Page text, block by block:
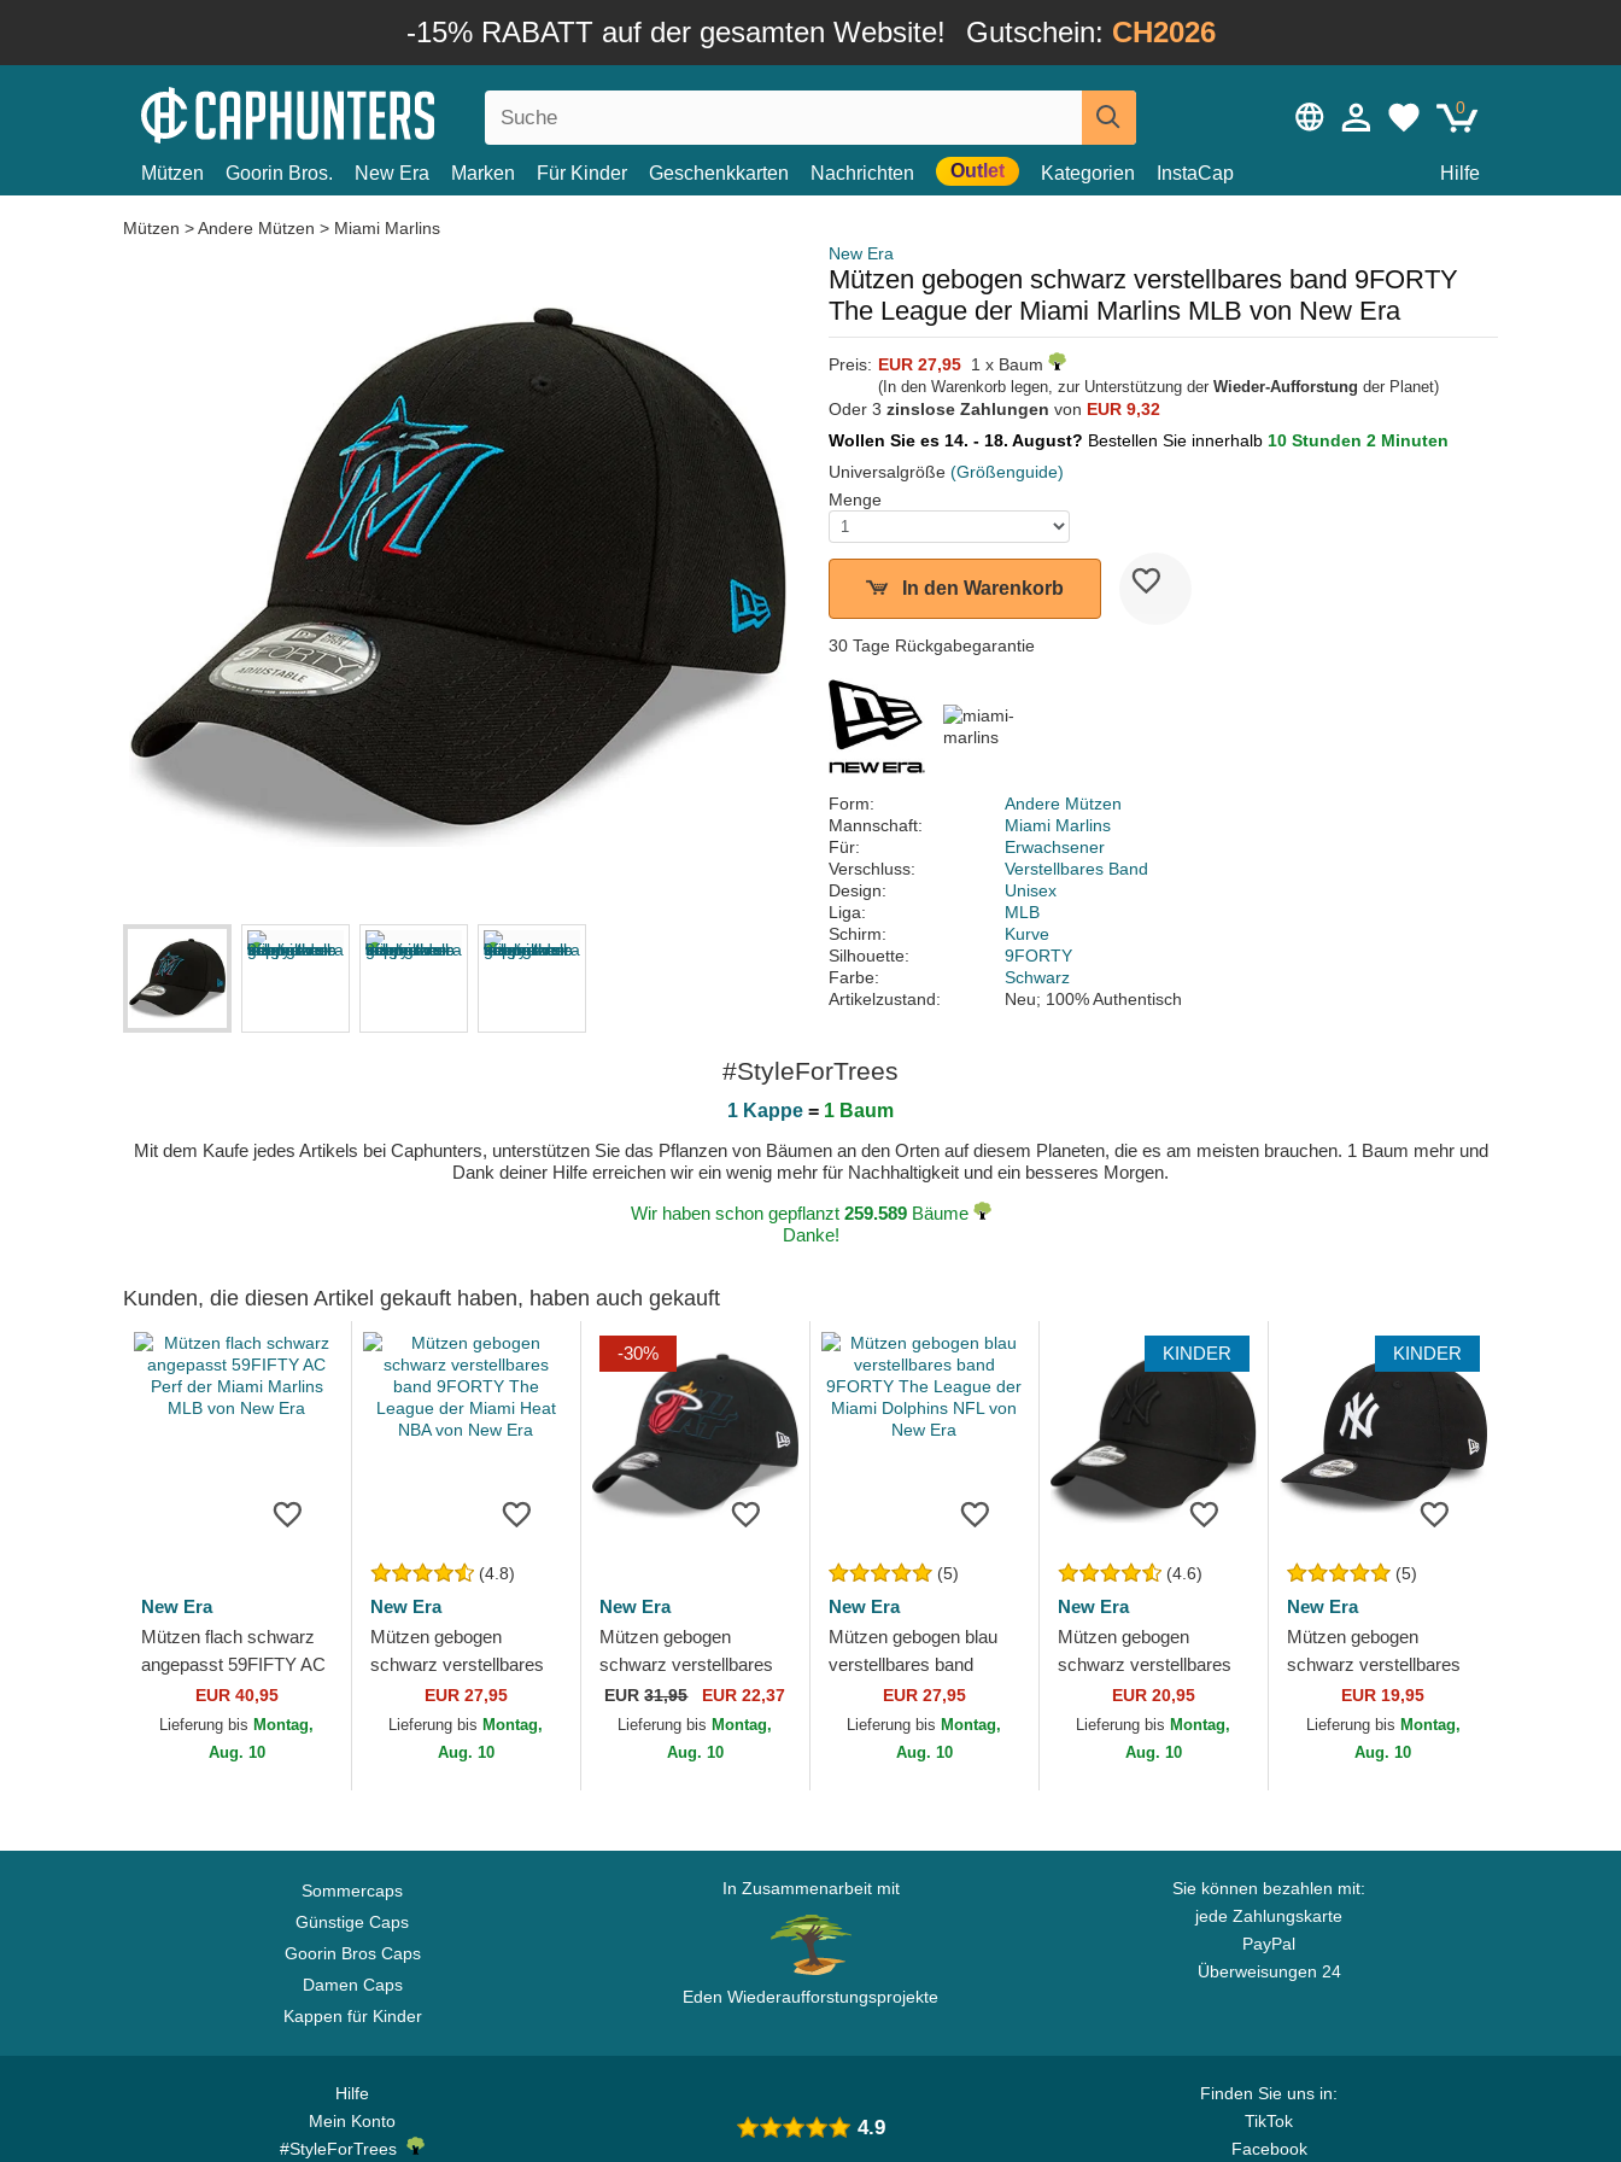
-15% RABATT auf der gesamten Website! Gutschein: CH2026
0
Mützen Goorin Bros. New Era Marken Für Kinder Geschenkkarten Nachrichten Outlet Kategorien InstaCap Hilfe
Mützen >Andere Mützen > Miami Marlins
New Era
Mützen gebogen schwarz verstellbares band 9FORTY
The League der Miami Marlins MLB von New Era
Preis: EUR 27,95 1 x Baum
(In den Warenkorb legen, zur Unterstützung der Wieder-Aufforstung der Planet)
Oder 3 zinslose Zahlungen von EUR 9,32
Wollen Sie es 14. - 18. August? Bestellen Sie innerhalb 10 Stunden 2 Minuten
Universalgröße (Größenguide)
Menge
In den Warenkorb
30 Tage Rückgabegarantie
Form:
Andere Mützen
Mannschaft:
Miami Marlins
Für:
Erwachsener
Verschluss:
Verstellbares Band
Design:
Unisex
Liga:
MLB
Schirm:
Kurve
Silhouette:
9FORTY
Farbe:
Schwarz
Artikelzustand:
Neu; 100% Authentisch
#StyleForTrees
1 Kappe = 1 Baum
Mit dem Kaufe jedes Artikels bei Caphunters, unterstützen Sie das Pflanzen von Bäumen an den Orten auf diesem Planeten, die es am meisten brauchen. 1 Baum mehr und
Dank deiner Hilfe erreichen wir ein wenig mehr für Nachhaltigkeit und ein besseres Morgen.
Wir haben schon gepflanzt 259.589Bäume
Danke!
Kunden, die diesen Artikel gekauft haben, haben auch gekauft
New Era
Mützen flach schwarz
angepasst 59FIFTY AC
Perf der Miami Marlins
MLB von New Era
EUR 40,95
Lieferung bis Montag,
Aug. 10
(4.8)
New Era
Mützen gebogen
schwarz verstellbares
band 9FORTY The
League der Miami Heat
NBA von New Era
EUR 27,95
Lieferung bis Montag,
Aug. 10
-30%
New Era
Mützen gebogen
schwarz verstellbares
band 9TWENTY Draft
Edition 2023 der Miami
Heat NBA von New Era
EUR31,95 EUR 22,37
Lieferung bis Montag,
Aug. 10
(5)
New Era
Mützen gebogen blau
verstellbares band
9FORTY The League
der Miami Dolphins NFL
von New Era
EUR 27,95
Lieferung bis Montag,
Aug. 10
KINDER
(4.6)
New Era
Mützen gebogen
schwarz verstellbares
band für Kinder
9FORTY League
Essential der New York
EUR 20,95
Lieferung bis Montag,
Aug. 10
KINDER
(5)
New Era
Mützen gebogen
schwarz verstellbares
band für Kinder
9FORTY League
Essential der New York
EUR 19,95
Lieferung bis Montag,
Aug. 10
Sommercaps
Günstige Caps
Goorin Bros Caps
Damen Caps
Kappen für Kinder
In Zusammenarbeit mit
Eden Wiederaufforstungsprojekte
Sie können bezahlen mit:
jede Zahlungskarte
PayPal
Überweisungen 24
Hilfe
Mein Konto
#StyleForTrees
Finden Sie uns in:
TikTok
Facebook
4.9